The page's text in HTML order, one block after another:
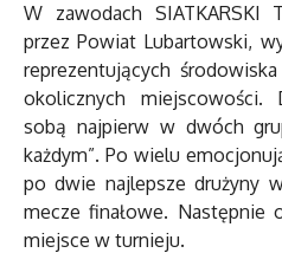
W zawodach SIATKARSKI
przez Powiat Lubartowski,
reprezentujących
okolicznych miejscowości.
sobą najpierw w dwóch
każdym”. Po wielu
po dwie najlepsze drużyny
mecze finałowe.
miejsce w turnieju.